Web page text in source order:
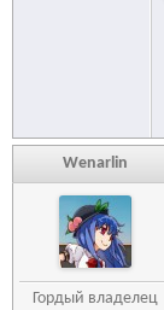
Wenarlin
Гордый владелец